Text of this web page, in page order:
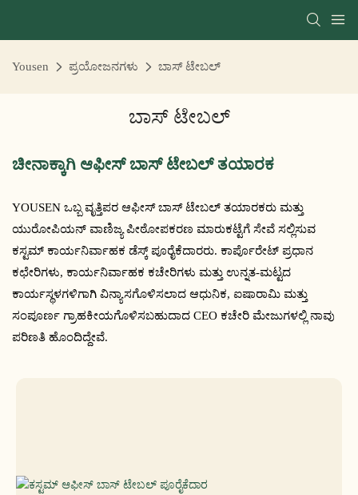
Yousen ಪ್ರಯೋಜನಗಳು ಬಾಸ್ ಟೇಬಲ್
ಬಾಸ್ ಟೇಬಲ್
ಚೀನಾಕ್ಕಾಗಿ ಆಫೀಸ್ ಬಾಸ್ ಟೇಬಲ್ ತಯಾರಕ
YOUSEN ಒಬ್ಬ ವೃತ್ತಿಪರ ಆಫೀಸ್ ಬಾಸ್ ಟೇಬಲ್ ತಯಾರಕರು ಮತ್ತು
ಯುರೋಪಿಯನ್ ವಾಣಿಜ್ಯ ಪೀಠೋಪಕರಣ ಮಾರುಕಟ್ಟೆಗೆ ಸೇವೆ ಸಲ್ಲಿಸುವ
ಕಸ್ಟಮ್ ಕಾರ್ಯನಿರ್ವಾಹಕ ಡೆಸ್ಕ್ ಪೂರೈಕೆದಾರರು. ಕಾರ್ಪೊರೇಟ್ ಪ್ರಧಾನ
ಕಛೇರಿಗಳು, ಕಾರ್ಯನಿರ್ವಾಹಕ ಕಚೇರಿಗಳು ಮತ್ತು ಉನ್ನತ-ಮಟ್ಟದ
ಕಾರ್ಯಸ್ಥಳಗಳಿಗಾಗಿ ವಿನ್ಯಾಸಗೊಳಿಸಲಾದ ಆಧುನಿಕ, ಐಷಾರಾಮಿ ಮತ್ತು
ಸಂಪೂರ್ಣ ಗ್ರಾಹಕೀಯಗೊಳಿಸಬಹುದಾದ CEO ಕಚೇರಿ ಮೇಜುಗಳಲ್ಲಿ ನಾವು
ಪರಿಣತಿ ಹೊಂದಿದ್ದೇವೆ.